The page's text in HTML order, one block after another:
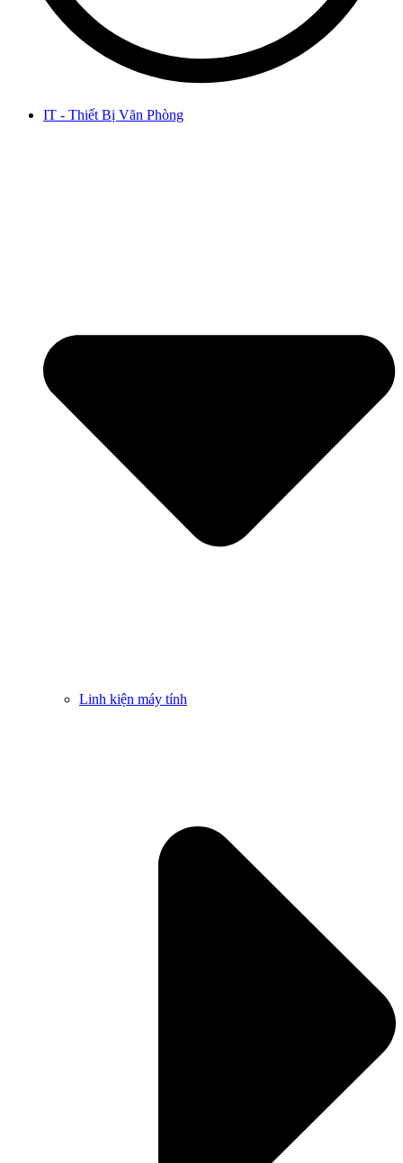
IT - Thiết Bị Văn Phòng
Linh kiện máy tính